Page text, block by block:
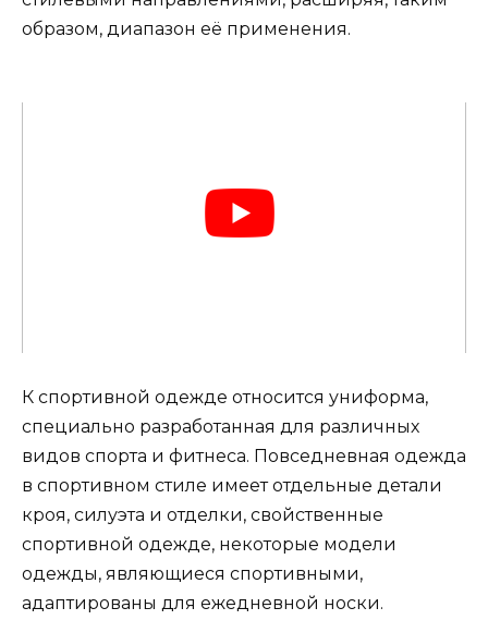
образом, диапазон её применения.
К спортивной одежде относится униформа,
специально разработанная для различных
видов спорта и фитнеса. Повседневная одежда
в спортивном стиле имеет отдельные детали
кроя, силуэта и отделки, свойственные
спортивной одежде, некоторые модели
одежды, являющиеся спортивными,
адаптированы для ежедневной носки.